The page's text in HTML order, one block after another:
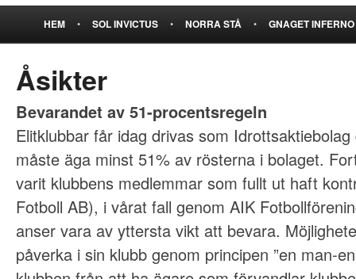
HEM • SOL INVICTUS • NORRA STÅ • GNAGET INFERNO
Åsikter
Bevarandet av 51-procentsregeln
Elitklubbar får idag drivas som
måste äga minst 51% av rösterna i bolaget.
varit klubbens medlemmar som fullt ut haft
Fotboll AB), i vårat fall genom AIK
anser vara av yttersta vikt att bevara.
påverka i sin klubb genom principen ”en man-